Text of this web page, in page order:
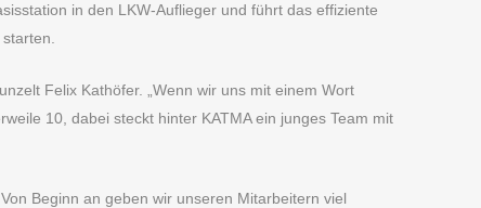
in den LKW-Auflieger und führt das effiziente
Felix Kathöfer. „Wenn wir uns mit einem Wort
10, dabei steckt hinter KATMA ein junges Team mit
Beginn an geben wir unseren Mitarbeitern viel